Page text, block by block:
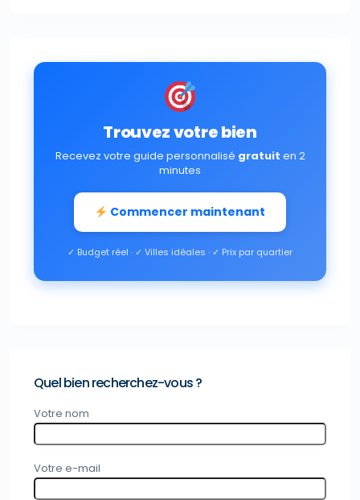
Trouvez votre bien
Recevez votre guide personnalisé gratuit en 2
minutes
Commencer maintenant
✓ Budget réel · ✓ Villes idéales · ✓ Prix par quartier
Quel bien recherchez-vous ?
Votre nom
Votre e-mail